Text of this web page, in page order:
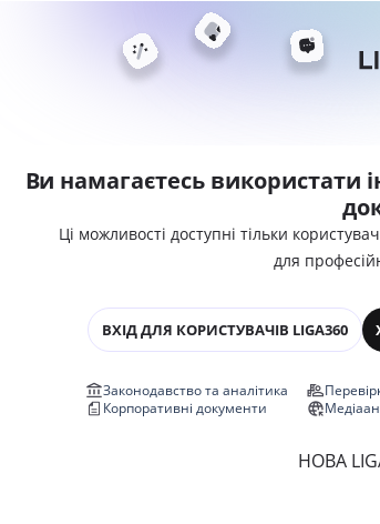
Ви намагаєтесь використати
Ці можливості доступні тільки
для
ВХІД ДЛЯ КОРИСТУВАЧІВ LIGA360
Законодавство та аналітика
Корпоративні документи
НОВА